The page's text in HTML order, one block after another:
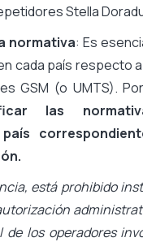
Stella
normativa: Es
cada país respecto
GSM (o UMTS).
las
está prohibido
los operadores